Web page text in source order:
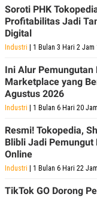
U
P
I
A
A
D
V
K
I
L
S
K
O
R
P
R
A
S
I
K
L
N
T
Soroti PHK
Profitabilitas Jadi
Digital
Industri | 1 Bulan 3 Hari 2
Ini Alur Pemungutan
Marketplace yang
Agustus 2026
Industri | 1 Bulan 6 Hari 20
Resmi! Tokopedia,
Blibli Jadi Pemungut
Online
Industri | 1 Bulan 6 Hari 22
TikTok GO Dorong